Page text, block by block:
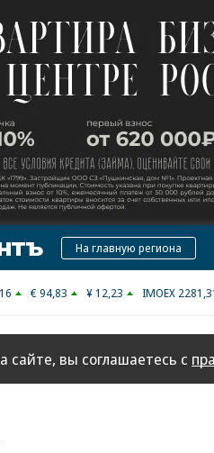
КоммерсантъНа главную региона
€ 94,83 ¥ 12,23 IMOEX
сайте, вы соглашаетесь с